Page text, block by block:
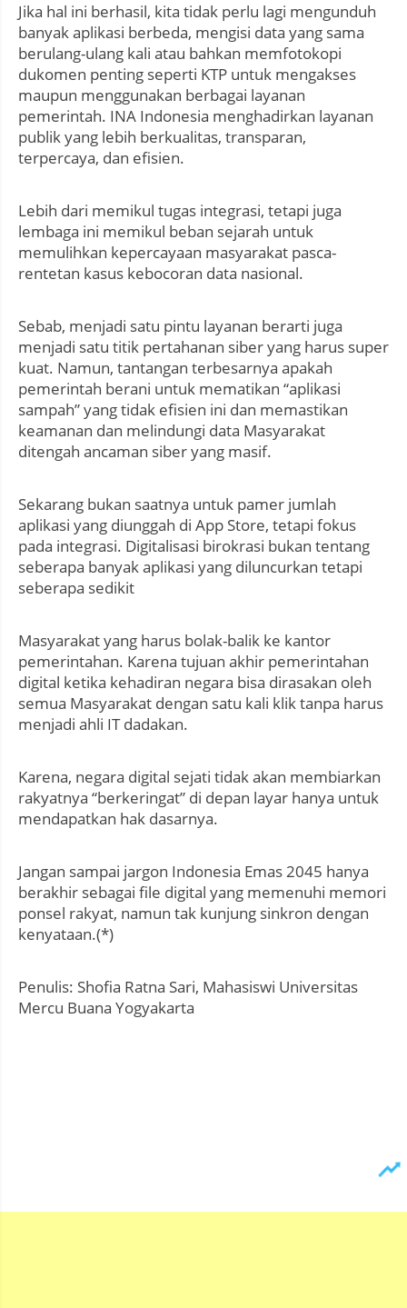
Jika hal ini berhasil, kita tidak perlu lagi mengunduh
banyak aplikasi berbeda, mengisi data yang sama
berulang-ulang kali atau bahkan memfotokopi
dukomen penting seperti KTP untuk mengakses
maupun menggunakan berbagai layanan
pemerintah. INA Indonesia menghadirkan layanan
publik yang lebih berkualitas, transparan,
terpercaya, dan efisien.
Lebih dari memikul tugas integrasi, tetapi juga
lembaga ini memikul beban sejarah untuk
memulihkan kepercayaan masyarakat pasca-
rentetan kasus kebocoran data nasional.
Sebab, menjadi satu pintu layanan berarti juga
menjadi satu titik pertahanan siber yang harus super
kuat. Namun, tantangan terbesarnya apakah
pemerintah berani untuk mematikan “aplikasi
sampah” yang tidak efisien ini dan memastikan
keamanan dan melindungi data Masyarakat
ditengah ancaman siber yang masif.
Sekarang bukan saatnya untuk pamer jumlah
aplikasi yang diunggah di App Store, tetapi fokus
pada integrasi. Digitalisasi birokrasi bukan tentang
seberapa banyak aplikasi yang diluncurkan tetapi
seberapa sedikit
Masyarakat yang harus bolak-balik ke kantor
pemerintahan. Karena tujuan akhir pemerintahan
digital ketika kehadiran negara bisa dirasakan oleh
semua Masyarakat dengan satu kali klik tanpa harus
menjadi ahli IT dadakan.
Karena, negara digital sejati tidak akan membiarkan
rakyatnya “berkeringat” di depan layar hanya untuk
mendapatkan hak dasarnya.
Jangan sampai jargon Indonesia Emas 2045 hanya
berakhir sebagai file digital yang memenuhi memori
ponsel rakyat, namun tak kunjung sinkron dengan
kenyataan.(*)
Penulis: Shofia Ratna Sari, Mahasiswi Universitas
Mercu Buana Yogyakarta